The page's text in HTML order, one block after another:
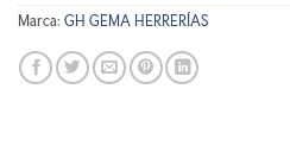
Marca: GH GEMA HERRERÍAS